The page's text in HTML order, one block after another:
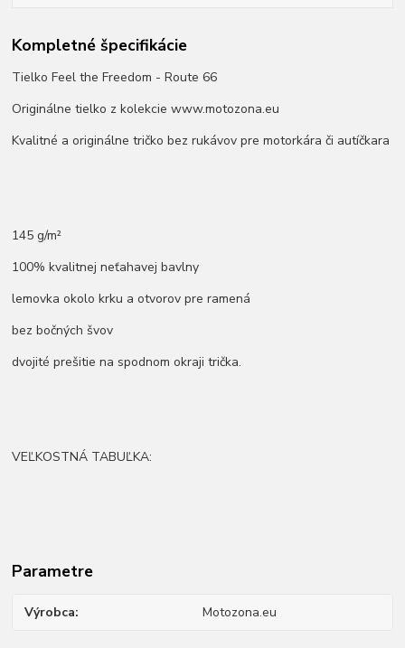
Kompletné špecifikácie
Tielko Feel the Freedom - Route 66
Originálne tielko z kolekcie www.motozona.eu
Kvalitné a originálne tričko bez rukávov pre motorkára či autíčkara
145 g/m²
100% kvalitnej neťahavej bavlny
lemovka okolo krku a otvorov pre ramená
bez bočných švov
dvojité prešitie na spodnom okraji trička.
VEĽKOSTNÁ TABUĽKA:
Parametre
Výrobca Motozona.eu